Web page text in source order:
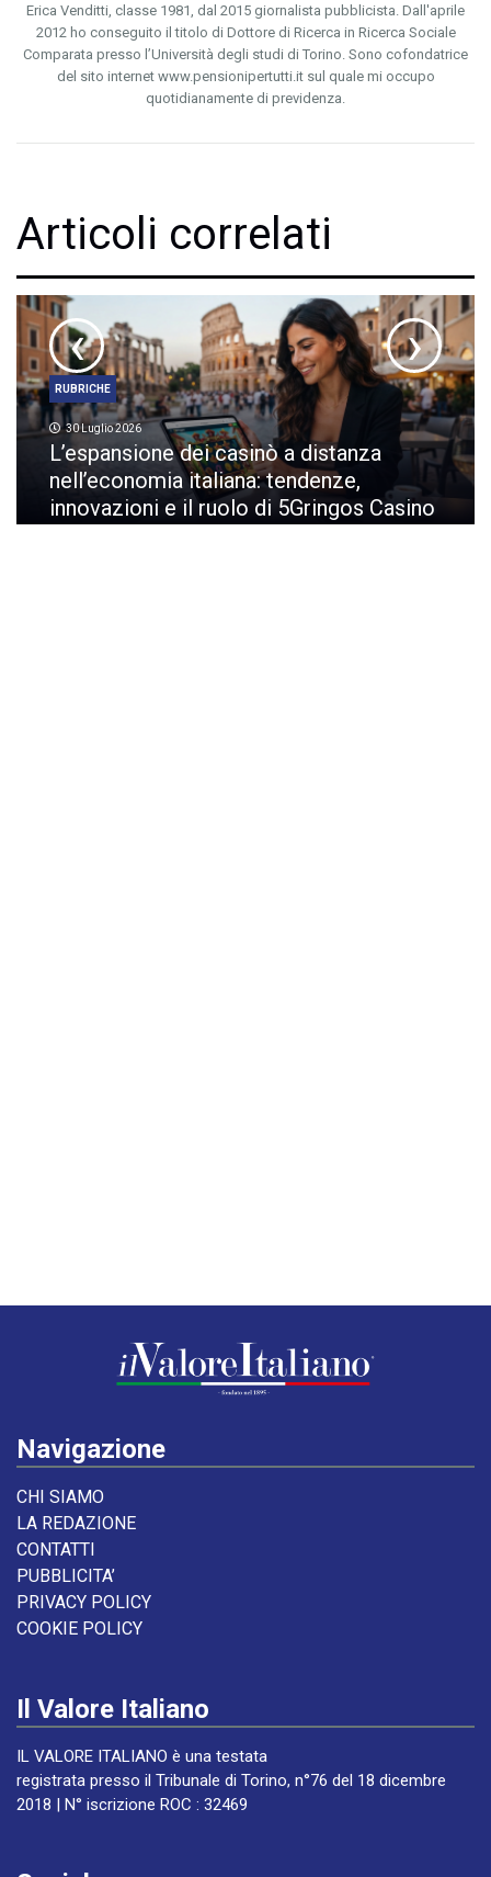
Erica Venditti, classe 1981, dal 2015 giornalista pubblicista. Dall'aprile
2012 ho conseguito il titolo di Dottore di Ricerca in Ricerca Sociale
Comparata presso l’Università degli studi di Torino. Sono cofondatrice
del sito internet www.pensionipertutti.it sul quale mi occupo
quotidianamente di previdenza.
Articoli correlati
RUBRICHE
30 Luglio 2026
L’espansione dei casinò a distanza
nell’economia italiana: tendenze,
innovazioni e il ruolo di 5Gringos Casino
‹ ›
Navigazione
CHI SIAMO
LA REDAZIONE
CONTATTI
PUBBLICITA’
PRIVACY POLICY
COOKIE POLICY
Il Valore Italiano
IL VALORE ITALIANO è una testata
registrata presso il Tribunale di Torino, n°76 del 18 dicembre
2018 | N° iscrizione ROC : 32469